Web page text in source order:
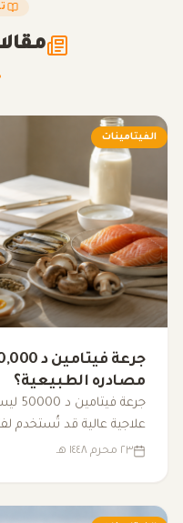
الفيتامينات
مصادره الطبيعية؟
علاجية عالية قد تُستخدم
بالتحليل وتحت إشراف
٢٣ محرم ١٤٤٨ هـ